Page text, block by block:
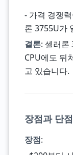
- 가격 경쟁
론 3755U가
결론: 셀러론
CPU에도 뒤
고 있습니다.
장점과 단점
장점: